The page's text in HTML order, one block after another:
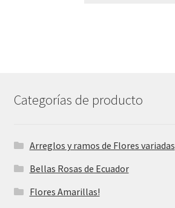
Categorías de producto
Arreglos y ramos de Flores variadas
Bellas Rosas de Ecuador
Flores Amarillas!